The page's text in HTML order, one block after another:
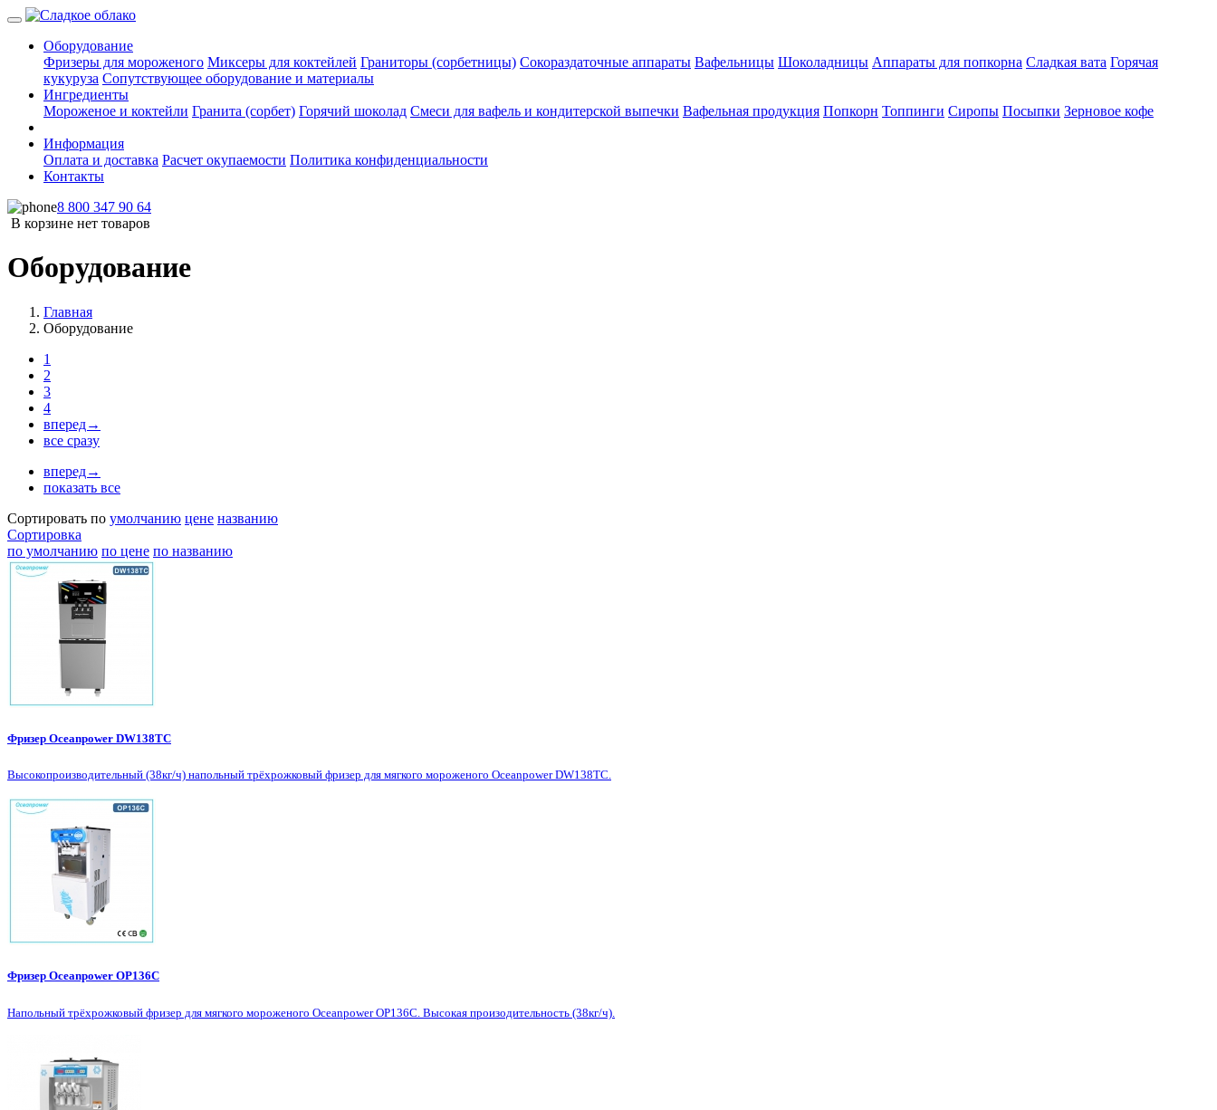
Оборудование
Фризеры для мороженого Миксеры для коктейлей Граниторы (сорбетницы) Сокораздаточные аппараты Вафельницы Шоколадницы Аппараты для попкорна Сладкая вата Горячая
кукуруза Сопутствующее оборудование и материалы
Ингредиенты
Мороженое и коктейли Гранита (сорбет) Горячий шоколад Смеси для вафель и кондитерской выпечки Вафельная продукция Попкорн Топпинги Сиропы Посыпки Зерновое кофе
Информация
Оплата и доставка Расчет окупаемости Политика конфиденциальности
Контакты
8 800 347 90 64
В корзине нет товаров
Оборудование
Главная
Оборудование
1
2
3
4
вперед→
все сразу
вперед→
показать все
Сортировать по умолчанию цене названию
Сортировка
по умолчанию по цене по названию
Фризер Oceanpower DW138TC
Высокопроизводительный (38кг/ч) напольный трёхрожковый фризер для мягкого мороженого Oceanpower DW138TC.
Фризер Oceanpower OP136C
Напольный трёхрожковый фризер для мягкого мороженого Oceanpower OP136C. Высокая произодительность (38кг/ч).